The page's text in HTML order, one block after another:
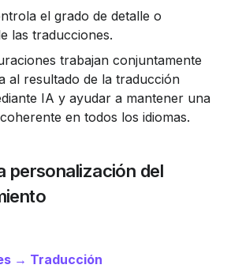
el grado de detalle o
las traducciones.
trabajan conjuntamente
al resultado de la traducción
IA y ayudar a mantener una
en todos los idiomas.
personalización del
→ Traducción